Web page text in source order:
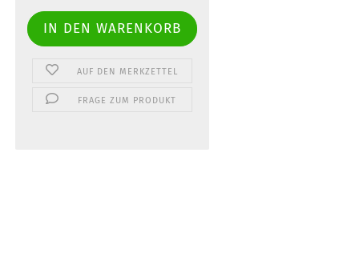
AUF DEN MERKZETTEL
FRAGE ZUM PRODUKT